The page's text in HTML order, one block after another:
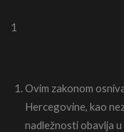
1
Ovim zakonom
Hercegovine, kao
nadležnosti obavlja